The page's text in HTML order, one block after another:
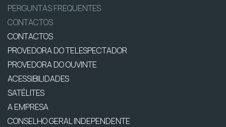
PERGUNTAS FREQUENTES
CONTACTOS
CONTACTOS
PROVEDORA DO TELESPECTADOR
PROVEDORA DO OUVINTE
ACESSIBILIDADES
SATÉLITES
A EMPRESA
CONSELHO GERAL INDEPENDENTE